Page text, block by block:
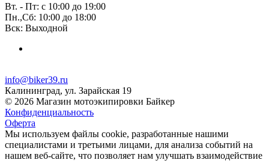
Вт. - Пт: с 10:00 до 19:00
Пн.,Сб: 10:00 до 18:00
Вск: Выходной
info@biker39.ru
Калининград, ул. Зарайская 19
© 2026 Магазин мотоэкипировки Байкер
Конфиденциальность
Оферта
Мы используем файлы cookie, разработанные нашими
специалистами и третьими лицами, для анализа событий на
нашем веб-сайте, что позволяет нам улучшать взаимодействие